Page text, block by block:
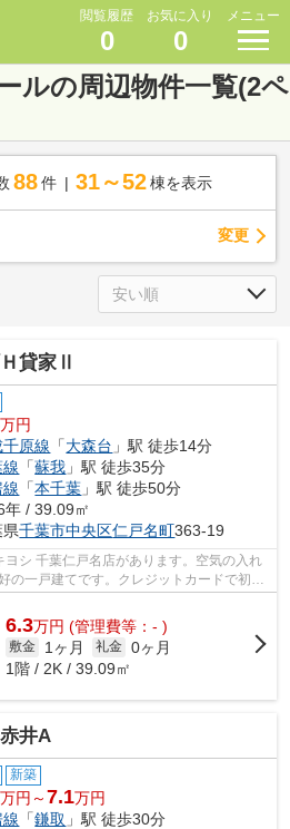
閲覧履歴
0
お気に入り
0
メニュー
ルの周辺物件一覧(2ペ
88 件 31～52 棟を表示
変更
貸家Ⅱ
万円
原線 「大森台 」駅 徒歩14分
「蘇我 」駅 徒歩35分
線 「本千葉 」駅 徒歩50分
年 / 39.09㎡
県千葉市中央区仁戸名町363-19
シ 千葉仁戸名店があります。空気の入れ
の一戸建てです。クレジットカードで初期
す。...
6.3万円 (管理費等：- )
敷金 1ヶ月 礼金 0ヶ月
1階 / 2K / 39.09㎡
井A
新築
万円～7.1万円
「鎌取 」駅 徒歩30分